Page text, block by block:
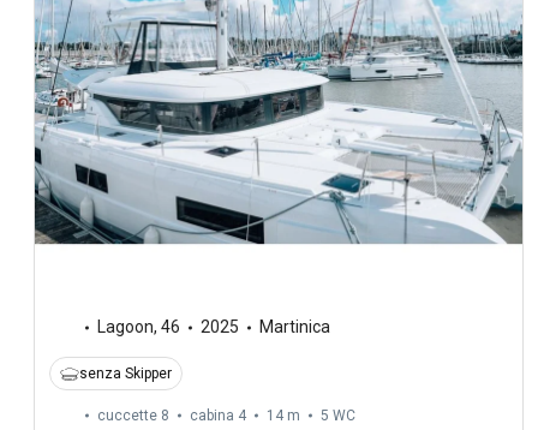
Lagoon, 46 2025 Martinica
senza Skipper
cuccette 8 cabina 4 14 m 5 WC